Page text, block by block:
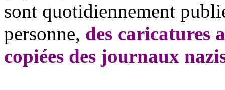
sont quotidiennement
personne, des caricatures
copiées des journaux